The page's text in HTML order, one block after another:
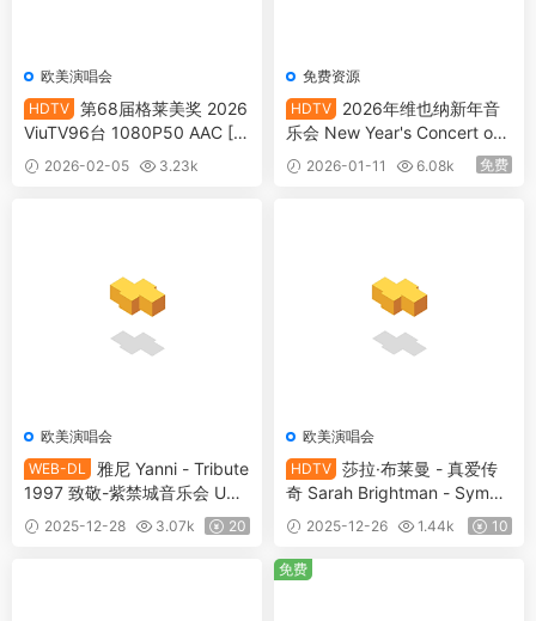
欧美演唱会
HDTV 第68届格莱美奖 2026
ViuTV96台 1080P50 AAC [H
DTV TS 7.66GB]
2026-02-05
3.23k
免费资源
HDTV
2026年维也纳新年音
乐会 New Year's Concert of t
he Vienna Philharmonic 202
6.01.01 1080i FEED AVC MP
2026-01-11 6.08k 免费
欧美演唱会
WEB-DL
雅尼 Yanni - Tribute
1997 致敬-紫禁城音乐会 UHD
4K [WEB-DL MKV 26.8GB]
2025-12-28 3.07k 20
欧美演唱会
HDTV 莎拉·布莱曼 - 真爱传
奇 Sarah Brightman - Symph
ony! Live in Vienna 2008 [H
DTV MKV 7.5GB]
2025-12-26 1.44k 10
免费